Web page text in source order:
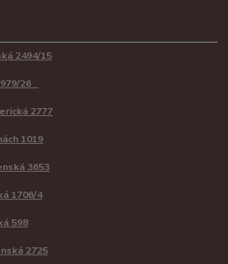
2494/15
26
2777
1019
3653
1706/4
598
2725